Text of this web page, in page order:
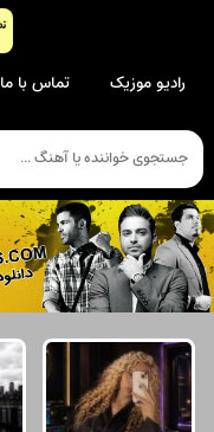
رادیو موزیک تماس با ما